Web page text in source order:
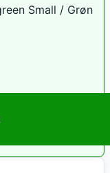
Small / Grøn